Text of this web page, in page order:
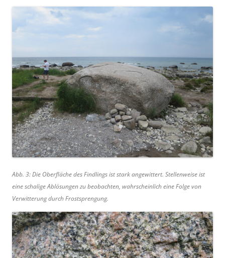
Abb. 3: Die Oberfläche des Findlings ist stark angewittert. Stellenweise ist
eine schalige Ablösungen zu beobachten, wahrscheinlich eine Folge von
Verwitterung durch Frostsprengung.